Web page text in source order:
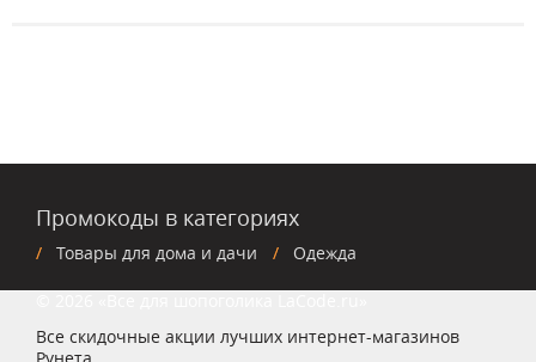
Промокоды в категориях
Товары для дома и дачи Одежда
Все скидочные акции лучших интернет-магазинов